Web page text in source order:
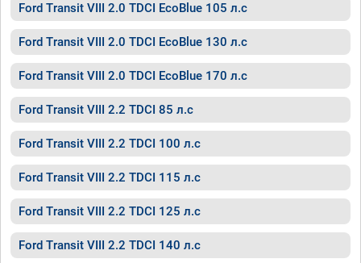
Ford Transit VIII 2.0 TDCI EcoBlue 105 л.с
Ford Transit VIII 2.0 TDCI EcoBlue 130 л.с
Ford Transit VIII 2.0 TDCI EcoBlue 170 л.с
Ford Transit VIII 2.2 TDCI 85 л.с
Ford Transit VIII 2.2 TDCI 100 л.с
Ford Transit VIII 2.2 TDCI 115 л.с
Ford Transit VIII 2.2 TDCI 125 л.с
Ford Transit VIII 2.2 TDCI 140 л.с